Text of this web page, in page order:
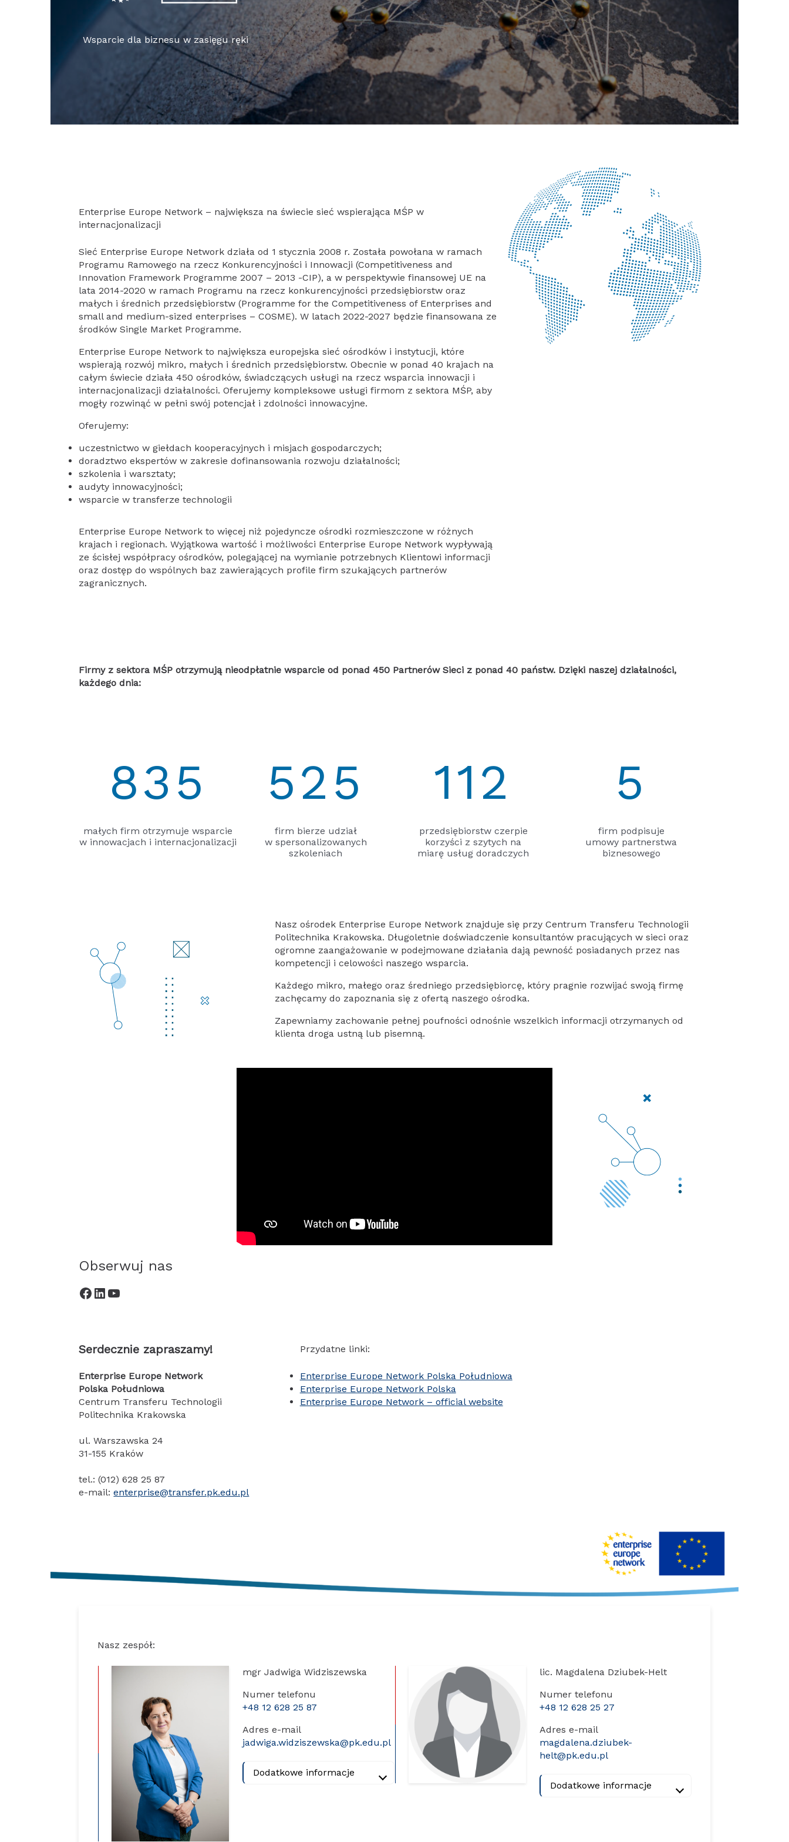
Wsparcie dla biznesu w zasięgu ręki
Enterprise Europe Network – największa na świecie sieć wspierająca MŚP w
internacjonalizacji
Sieć Enterprise Europe Network działa od 1 stycznia 2008 r. Została powołana w ramach
Programu Ramowego na rzecz Konkurencyjności i Innowacji (Competitiveness and
Innovation Framework Programme 2007 – 2013 -CIP), a w perspektywie finansowej UE na
lata 2014-2020 w ramach Programu na rzecz konkurencyjności przedsiębiorstw oraz
małych i średnich przedsiębiorstw (Programme for the Competitiveness of Enterprises and
small and medium-sized enterprises – COSME). W latach 2022-2027 będzie finansowana ze
środków Single Market Programme.
Enterprise Europe Network to największa europejska sieć ośrodków i instytucji, które
wspierają rozwój mikro, małych i średnich przedsiębiorstw. Obecnie w ponad 40 krajach na
całym świecie działa 450 ośrodków, świadczących usługi na rzecz wsparcia innowacji i
internacjonalizacji działalności. Oferujemy kompleksowe usługi firmom z sektora MŚP, aby
mogły rozwinąć w pełni swój potencjał i zdolności innowacyjne.
Oferujemy:
uczestnictwo w giełdach kooperacyjnych i misjach gospodarczych;
doradztwo ekspertów w zakresie dofinansowania rozwoju działalności;
szkolenia i warsztaty;
audyty innowacyjności;
wsparcie w transferze technologii
Enterprise Europe Network to więcej niż pojedyncze ośrodki rozmieszczone w różnych
krajach i regionach. Wyjątkowa wartość i możliwości Enterprise Europe Network wypływają
ze ścisłej współpracy ośrodków, polegającej na wymianie potrzebnych Klientowi informacji
oraz dostęp do wspólnych baz zawierających profile firm szukających partnerów
zagranicznych.
Firmy z sektora MŚP otrzymują nieodpłatnie wsparcie od ponad 450 Partnerów Sieci z ponad 40 państw. Dzięki naszej działalności,
każdego dnia:
835
małych firm otrzymuje wsparcie
w innowacjach i internacjonalizacji
525
firm bierze udział
w spersonalizowanych
szkoleniach
112
przedsiębiorstw czerpie
korzyści z szytych na
miarę usług doradczych
5
firm podpisuje
umowy partnerstwa
biznesowego
Nasz ośrodek Enterprise Europe Network znajduje się przy Centrum Transferu Technologii
Politechnika Krakowska. Długoletnie doświadczenie konsultantów pracujących w sieci oraz
ogromne zaangażowanie w podejmowane działania dają pewność posiadanych przez nas
kompetencji i celowości naszego wsparcia.
Każdego mikro, małego oraz średniego przedsiębiorcę, który pragnie rozwijać swoją firmę
zachęcamy do zapoznania się z ofertą naszego ośrodka.
Zapewniamy zachowanie pełnej poufności odnośnie wszelkich informacji otrzymanych od
klienta droga ustną lub pisemną.
Obserwuj nas
Profil Enterprise Europe Network w portalu Facebook
Profil Enterprise Europe Network w portalu Linkedin
Kanał Enterprise Europe Network w portalu YouTube
Serdecznie zapraszamy!
Enterprise Europe Network
Polska Południowa
Centrum Transferu Technologii
Politechnika Krakowska
ul. Warszawska 24
31-155 Kraków
tel.: (012) 628 25 87
e-mail:enterprise@transfer.pk.edu.pl
Przydatne linki:
Enterprise Europe Network Polska Południowa
Enterprise Europe Network Polska
Enterprise Europe Network – official website
Nasz zespół:
mgr Jadwiga Widziszewska
Numer telefonu
+48 12 628 25 87
Adres e-mail
jadwiga.widziszewska@pk.edu.pl
Dodatkowe informacje
lic. Magdalena Dziubek-Helt
Numer telefonu
+48 12 628 25 27
Adres e-mail
magdalena.dziubek-
helt@pk.edu.pl
Dodatkowe informacje